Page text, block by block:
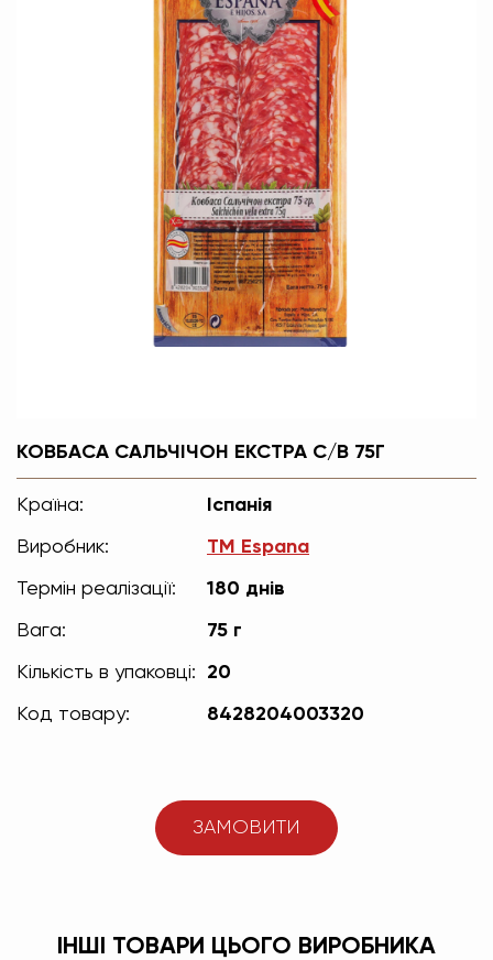
КОВБАСА САЛЬЧІЧОН ЕКСТРА С/В 75Г
Країна: Іспанія
Виробник: TM Espana
Термін реалізації: 180 днів
Вага: 75 г
Кількість в упаковці: 20
Код товару: 8428204003320
ЗАМОВИТИ
ІНШІ ТОВАРИ ЦЬОГО ВИРОБНИКА